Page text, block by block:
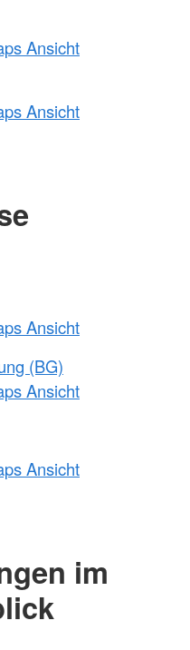
Ansicht
Ansicht
Ansicht
(BG)
Ansicht
Ansicht
im